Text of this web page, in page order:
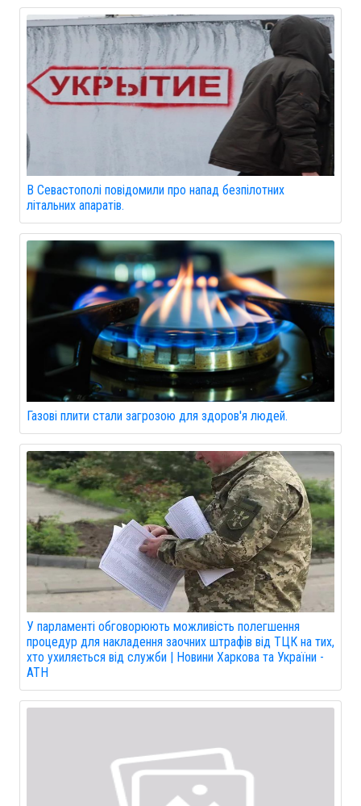
В Севастополі повідомили про напад безпілотних
літальних апаратів.
Газові плити стали загрозою для здоров'я людей.
У парламенті обговорюють можливість полегшення
процедур для накладення заочних штрафів від ТЦК на тих,
хто ухиляється від служби | Новини Харкова та України -
АТН